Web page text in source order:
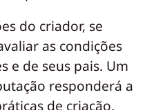
do criador, se
as condições
e de seus pais. Um
responderá a
de criação,